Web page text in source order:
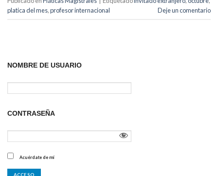
platica del mes,profesor internacional Deje un comentario
NOMBRE DE USUARIO
CONTRASEÑA
Acuérdate de mí